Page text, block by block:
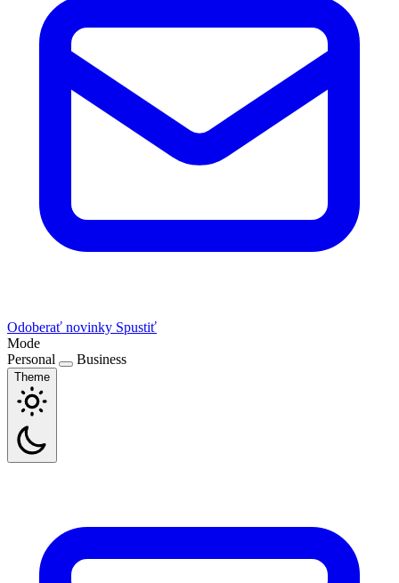
Odoberať novinky Spustiť
Mode
Personal
Business
Theme